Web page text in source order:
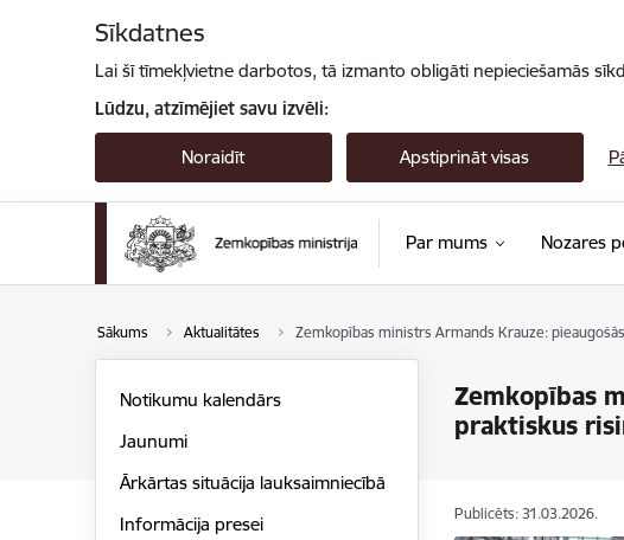
Sīkdatnes
Lai šī tīmekļvietne darbotos, tā izmanto obligāti nepieciešamās
Lūdzu, atzīmējiet savu izvēli:
Noraidīt Apstiprināt visas
Par mums Nozares
Sākums Aktualitātes Zemkopības ministrs Armands Krauze:
Zemkopības
praktiskus
Notikumu kalendārs
Jaunumi
Ārkārtas situācija lauksaimniecībā
Informācija presei
Publicēts: 31.03.2026.